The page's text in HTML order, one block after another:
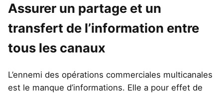
Assurer un partage et un
transfert de l’information entre
tous les canaux
L’ennemi des opérations commerciales multicanales
est le manque d’informations. Elle a pour effet de